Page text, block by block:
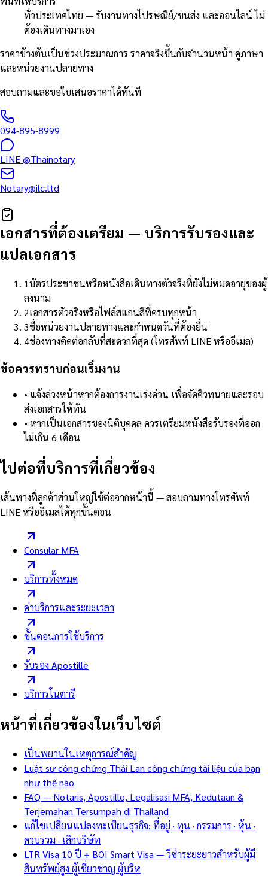
ทั่วประเทศไทย — รับงานทางไปรษณีย์/ขนส่ง และออนไลน์ ไม่
ต้องเดินทางมาเอง
ราคาข้างต้นเป็นช่วงประมาณการ ราคาจริงขึ้นกับจำนวนหน้า คู่ภาษา
และหน่วยงานปลายทาง
สอบถามและขอใบเสนอราคาได้ทันที
094-895-8999
LINE@Thainotary
Notary@ilc.ltd
เอกสารที่ต้องเตรียม — บริการรับรองและ
แปลเอกสาร
1บัตรประชาชนหรือหนังสือเดินทางตัวจริงที่ยังไม่หมดอายุของผู้
ลงนาม
2เอกสารตัวจริงหรือไฟล์สแกนสีที่ครบทุกหน้า
3ชื่อหน่วยงานปลายทางและกำหนดวันที่ต้องยื่น
4ช่องทางติดต่อกลับที่สะดวกที่สุด (โทรศัพท์ LINE หรืออีเมล)
ข้อควรทราบก่อนเริ่มงาน
• แจ้งล่วงหน้าหากต้องการงานเร่งด่วน เพื่อจัดคิวทนายและรอบ
ส่งเอกสารให้ทัน
• หากเป็นเอกสารของนิติบุคคล ควรเตรียมหนังสือรับรองที่ออก
ไม่เกิน 6 เดือน
ไปต่อที่บริการที่เกี่ยวข้อง
เส้นทางที่ลูกค้าส่วนใหญ่ใช้ต่อจากหน้านี้ — สอบถามทางโทรศัพท์
LINE หรืออีเมลได้ทุกขั้นตอน
Consular MFA
บริการทั้งหมด
ค่าบริการและระยะเวลา
ขั้นตอนการใช้บริการ
รับรอง Apostille
บริการโนตารี
หน้าที่เกี่ยวข้องในเว็บไซต์
เป็นพยานในเหตุการณ์สำคัญ
Luật sư công chứng Thái Lan công chứng tài liệu của bạn
như thế nào
FAQ — Notaris, Apostille, Legalisasi MFA, Kedutaan &
Terjemahan Tersumpah di Thailand
แก้ไขเปลี่ยนแปลงทะเบียนธุรกิจ: ที่อยู่ · ทุน · กรรมการ · หุ้น ·
ควบรวม · เลิกบริษัท
LTR Visa 10 ปี + BOI Smart Visa — วีซ่าระยะยาวสำหรับผู้มี
สินทรัพย์สูง ผู้เชี่ยวชาญ ผู้บริห